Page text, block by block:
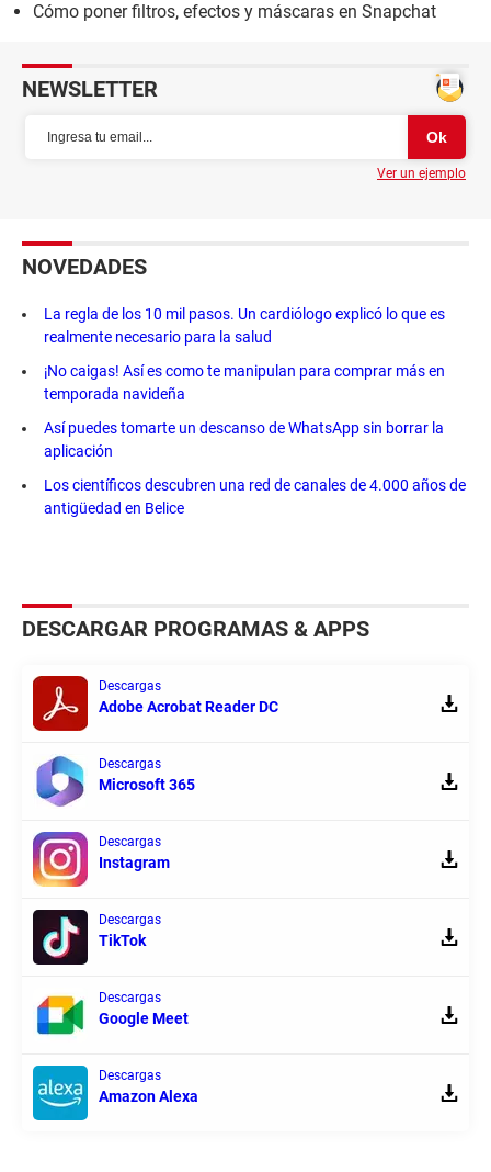
Cómo poner filtros, efectos y máscaras en Snapchat
NEWSLETTER
Ver un ejemplo
NOVEDADES
La regla de los 10 mil pasos. Un cardiólogo explicó lo que es
realmente necesario para la salud
¡No caigas! Así es como te manipulan para comprar más en
temporada navideña
Así puedes tomarte un descanso de WhatsApp sin borrar la
aplicación
Los científicos descubren una red de canales de 4.000 años de
antigüedad en Belice
DESCARGAR PROGRAMAS & APPS
Descargas
Adobe Acrobat Reader DC
Descargas
Microsoft 365
Descargas
Instagram
Descargas
TikTok
Descargas
Google Meet
Descargas
Amazon Alexa